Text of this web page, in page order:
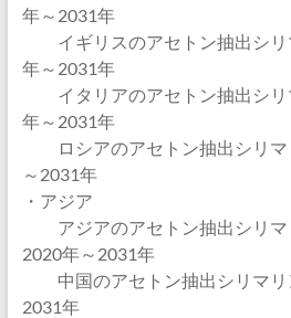
年～2031年
イギリスのアセトン抽出シリ
年～2031年
イタリアのアセトン抽出シリ
年～2031年
ロシアのアセトン抽出シリマ
～2031年
・アジア
アジアのアセトン抽出シリマ
2020年～2031年
中国のアセトン抽出シリマリ
2031年